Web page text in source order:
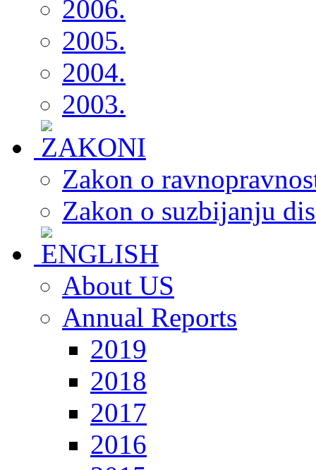
2006.
2005.
2004.
2003.
Zakon o
Zakon o suzbijanju
About US
Annual Reports
2019
2018
2017
2016